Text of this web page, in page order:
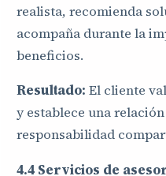
realista, recomienda
acompaña durante la
beneficios.
Resultado: El cliente
y establece una
responsabilidad
4.4 Servicios de